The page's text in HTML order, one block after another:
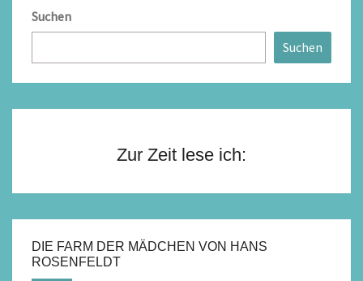
Suchen
Suchen
Zur Zeit lese ich:
DIE FARM DER MÄDCHEN VON HANS
ROSENFELDT